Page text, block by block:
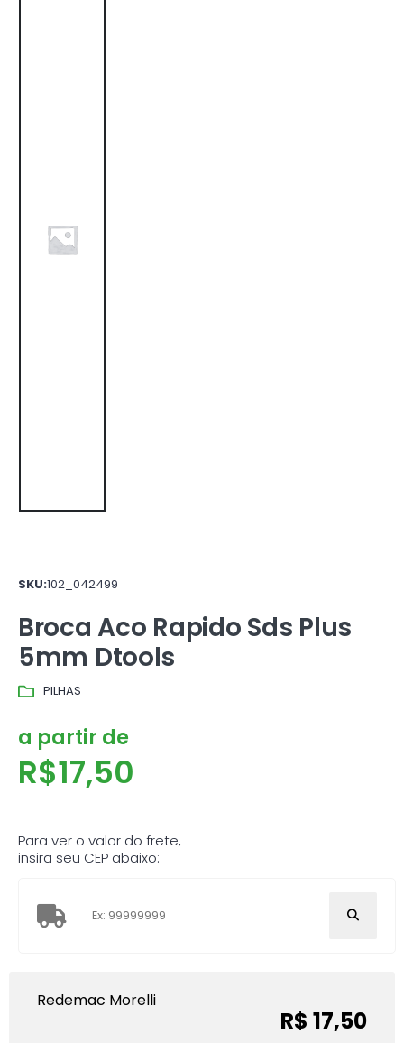
SKU:102_042499
Broca Aco Rapido Sds Plus
5mm Dtools
PILHAS
a partir de
R$17,50
Para ver o valor do frete,
insira seu CEP abaixo:
Redemac Morelli
R$ 17,50